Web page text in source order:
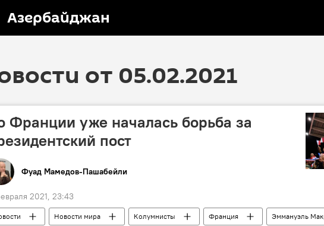
Азербайджан
от 05.02.2021
Франции уже началась борьба за
пост
Фуад Мамедов-Пашабейли
2021, 23:43
Новости мира Колумнисты Франция
Эммануэль